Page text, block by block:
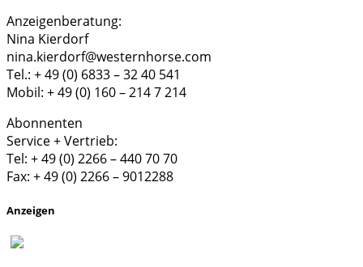
Anzeigenberatung:
Nina Kierdorf
nina.kierdorf@westernhorse.com
Tel.: + 49 (0) 6833 – 32 40 541
Mobil: + 49 (0) 160 – 214 7 214
Abonnenten
Service + Vertrieb:
Tel: + 49 (0) 2266 – 440 70 70
Fax: + 49 (0) 2266 – 9012288
Anzeigen